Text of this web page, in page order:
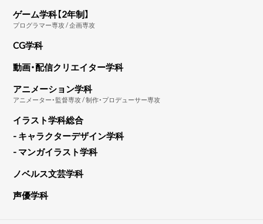
ゲーム学科【2年制】
プログラマー専攻 / 企画専攻
CG学科
動画・配信クリエイター学科
アニメーション学科
アニメーター・監督専攻 / 制作・プロデューサー専攻
イラスト学科総合
- キャラクターデザイン学科
- マンガイラスト学科
ノベルス文芸学科
声優学科